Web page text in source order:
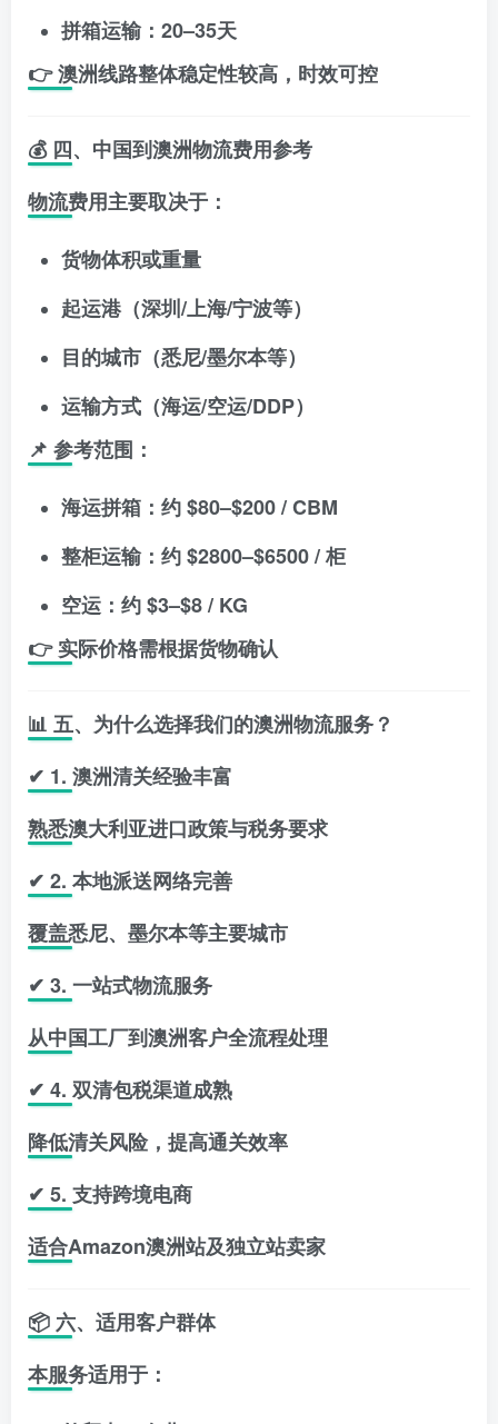
拼箱运输：20–35天
👉 澳洲线路整体稳定性较高，时效可控
💰 四、中国到澳洲物流费用参考
物流费用主要取决于：
货物体积或重量
起运港（深圳/上海/宁波等）
目的城市（悉尼/墨尔本等）
运输方式（海运/空运/DDP）
📌 参考范围：
海运拼箱：约 $80–$200 / CBM
整柜运输：约 $2800–$6500 / 柜
空运：约 $3–$8 / KG
👉 实际价格需根据货物确认
📊 五、为什么选择我们的澳洲物流服务？
✔ 1. 澳洲清关经验丰富
熟悉澳大利亚进口政策与税务要求
✔ 2. 本地派送网络完善
覆盖悉尼、墨尔本等主要城市
✔ 3. 一站式物流服务
从中国工厂到澳洲客户全流程处理
✔ 4. 双清包税渠道成熟
降低清关风险，提高通关效率
✔ 5. 支持跨境电商
适合Amazon澳洲站及独立站卖家
📦 六、适用客户群体
本服务适用于：